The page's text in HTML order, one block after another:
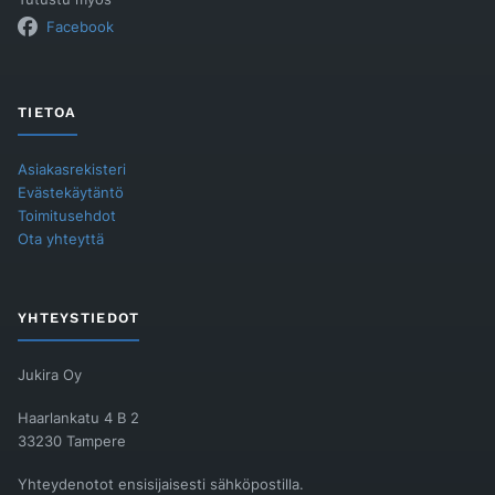
Facebook
TIETOA
Asiakasrekisteri
Evästekäytäntö
Toimitusehdot
Ota yhteyttä
YHTEYSTIEDOT
Jukira Oy
Haarlankatu 4 B 2
33230 Tampere
Yhteydenotot ensisijaisesti sähköpostilla.